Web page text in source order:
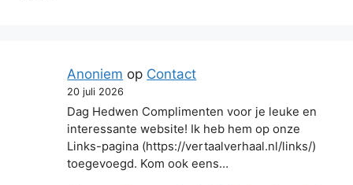
Anoniem op Contact
20 juli 2026
Dag Hedwen Complimenten voor je leuke en
interessante website! Ik heb hem op onze
Links-pagina (https://vertaalverhaal.nl/links/)
toegevoegd. Kom ook eens…